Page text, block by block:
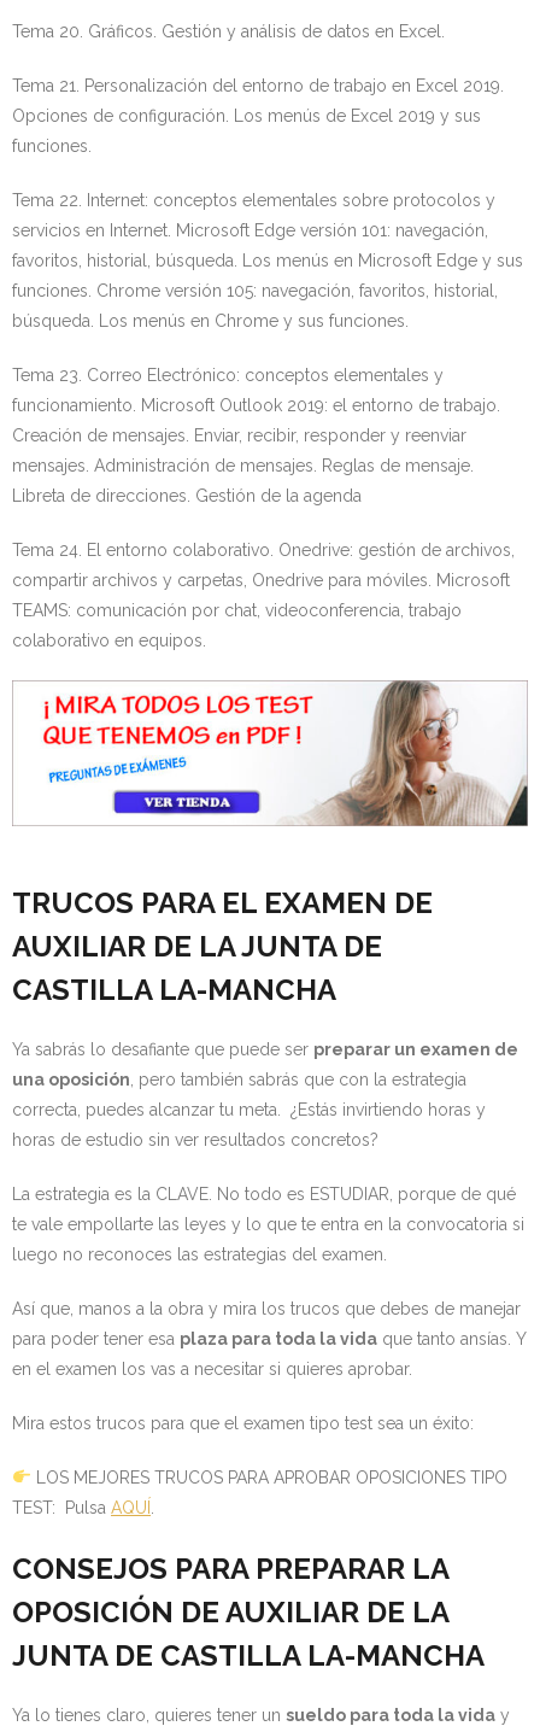
Tema 20. Gráficos. Gestión y análisis de datos en Excel.
Tema 21. Personalización del entorno de trabajo en Excel 2019.
Opciones de configuración. Los menús de Excel 2019 y sus
funciones.
Tema 22. Internet: conceptos elementales sobre protocolos y
servicios en Internet. Microsoft Edge versión 101: navegación,
favoritos, historial, búsqueda. Los menús en Microsoft Edge y sus
funciones. Chrome versión 105: navegación, favoritos, historial,
búsqueda. Los menús en Chrome y sus funciones.
Tema 23. Correo Electrónico: conceptos elementales y
funcionamiento. Microsoft Outlook 2019: el entorno de trabajo.
Creación de mensajes. Enviar, recibir, responder y reenviar
mensajes. Administración de mensajes. Reglas de mensaje.
Libreta de direcciones. Gestión de la agenda
Tema 24. El entorno colaborativo. Onedrive: gestión de archivos,
compartir archivos y carpetas, Onedrive para móviles. Microsoft
TEAMS: comunicación por chat, videoconferencia, trabajo
colaborativo en equipos.
TRUCOS PARA EL EXAMEN DE
AUXILIAR DE LA JUNTA DE
CASTILLA LA-MANCHA
Ya sabrás lo desafiante que puede ser preparar un examen de
una oposición , pero también sabrás que con la estrategia
correcta, puedes alcanzar tu meta. ¿Estás invirtiendo horas y
horas de estudio sin ver resultados concretos?
La estrategia es la CLAVE. No todo es ESTUDIAR, porque de qué
te vale empollarte las leyes y lo que te entra en la convocatoria si
luego no reconoces las estrategias del examen.
Así que, manos a la obra y mira los trucos que debes de manejar
para poder tener esa plaza para toda la vida que tanto ansías. Y
en el examen los vas a necesitar si quieres aprobar.
Mira estos trucos para que el examen tipo test sea un éxito:
LOS MEJORES TRUCOS PARA APROBAR OPOSICIONES TIPO
TEST: Pulsa AQUÍ
CONSEJOS PARA PREPARAR LA
OPOSICIÓN DE AUXILIAR DE LA
JUNTA DE CASTILLA LA-MANCHA
Ya lo tienes claro, quieres tener un sueldo para toda la vida y